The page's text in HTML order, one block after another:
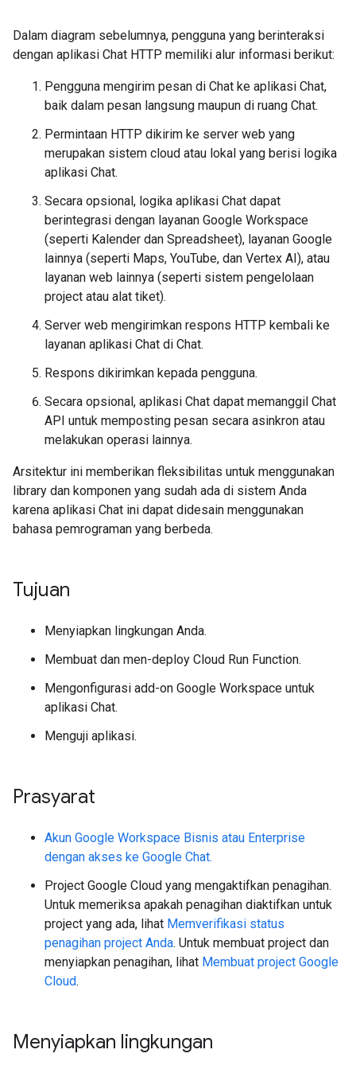
Dalam diagram sebelumnya, pengguna yang berinteraksi
dengan aplikasi Chat HTTP memiliki alur informasi berikut:
Pengguna mengirim pesan di Chat ke aplikasi Chat,
baik dalam pesan langsung maupun di ruang Chat.
Permintaan HTTP dikirim ke server web yang
merupakan sistem cloud atau lokal yang berisi logika
aplikasi Chat.
Secara opsional, logika aplikasi Chat dapat
berintegrasi dengan layanan Google Workspace
(seperti Kalender dan Spreadsheet), layanan Google
lainnya (seperti Maps, YouTube, dan Vertex AI), atau
layanan web lainnya (seperti sistem pengelolaan
project atau alat tiket).
Server web mengirimkan respons HTTP kembali ke
layanan aplikasi Chat di Chat.
Respons dikirimkan kepada pengguna.
Secara opsional, aplikasi Chat dapat memanggil Chat
API untuk memposting pesan secara asinkron atau
melakukan operasi lainnya.
Arsitektur ini memberikan fleksibilitas untuk menggunakan
library dan komponen yang sudah ada di sistem Anda
karena aplikasi Chat ini dapat didesain menggunakan
bahasa pemrograman yang berbeda.
Tujuan
Menyiapkan lingkungan Anda.
Membuat dan men-deploy Cloud Run Function.
Mengonfigurasi add-on Google Workspace untuk
aplikasi Chat.
Menguji aplikasi.
Prasyarat
Akun Google Workspace Bisnis atau Enterprise
dengan akses ke Google Chat.
Project Google Cloud yang mengaktifkan penagihan.
Untuk memeriksa apakah penagihan diaktifkan untuk
project yang ada, lihat Memverifikasi status
penagihan project Anda. Untuk membuat project dan
menyiapkan penagihan, lihat Membuat project Google
Cloud.
Menyiapkan lingkungan